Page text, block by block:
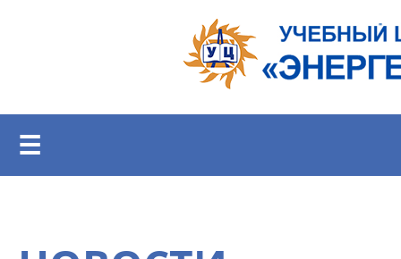
Перейти к основному содержанию
☰